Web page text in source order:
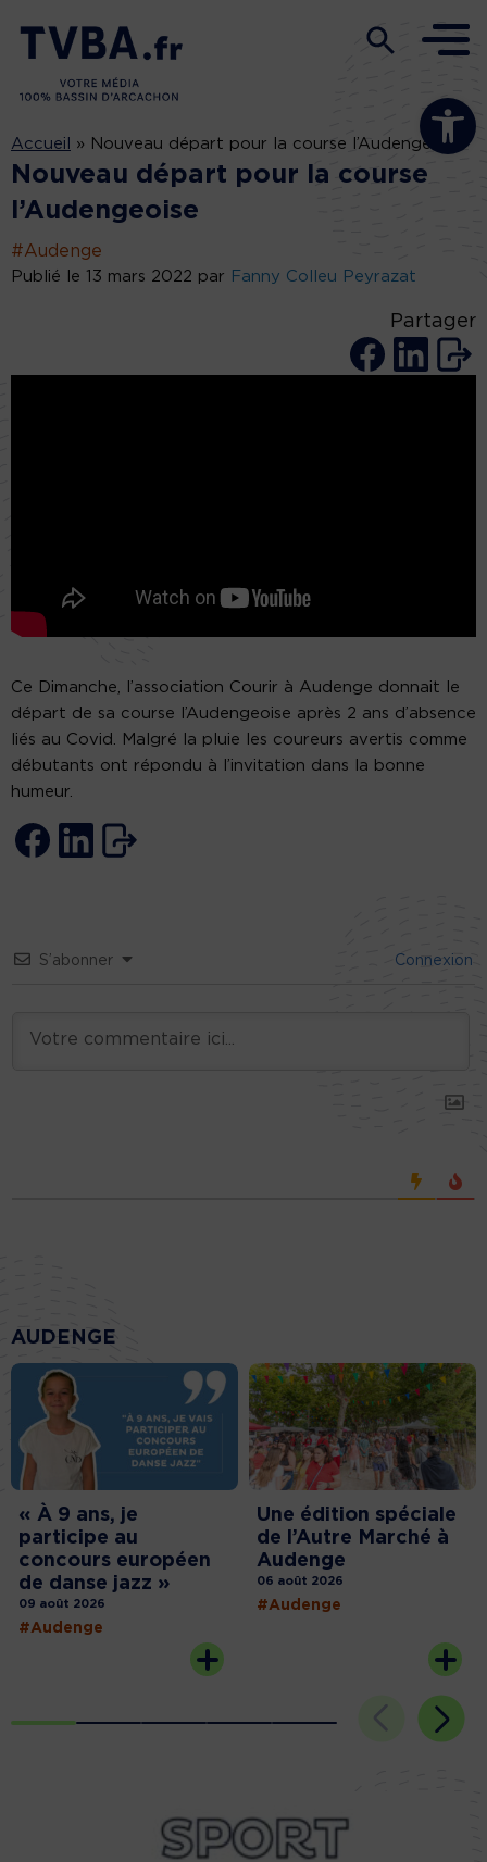
Ouvrir la
Accueil » Nouveau départ pour la course l’Audengeoise
Nouveau départ pour la course
l’Audengeoise
#Audenge
Publié le 13 mars 2022 par Fanny Colleu Peyrazat
Partager
Ce Dimanche, l’association Courir à Audenge donnait le
départ de sa course l’Audengeoise après 2 ans d’absence
liés au Covid. Malgré la pluie les coureurs avertis comme
débutants ont répondu à l’invitation dans la bonne
humeur.
S’abonner Connexion
AUDENGE
« À 9 ans, je
participe au
concours européen
de danse jazz »
09 août 2026
#Audenge
Une édition spéciale
de l’Autre Marché à
Audenge
06 août 2026
#Audenge